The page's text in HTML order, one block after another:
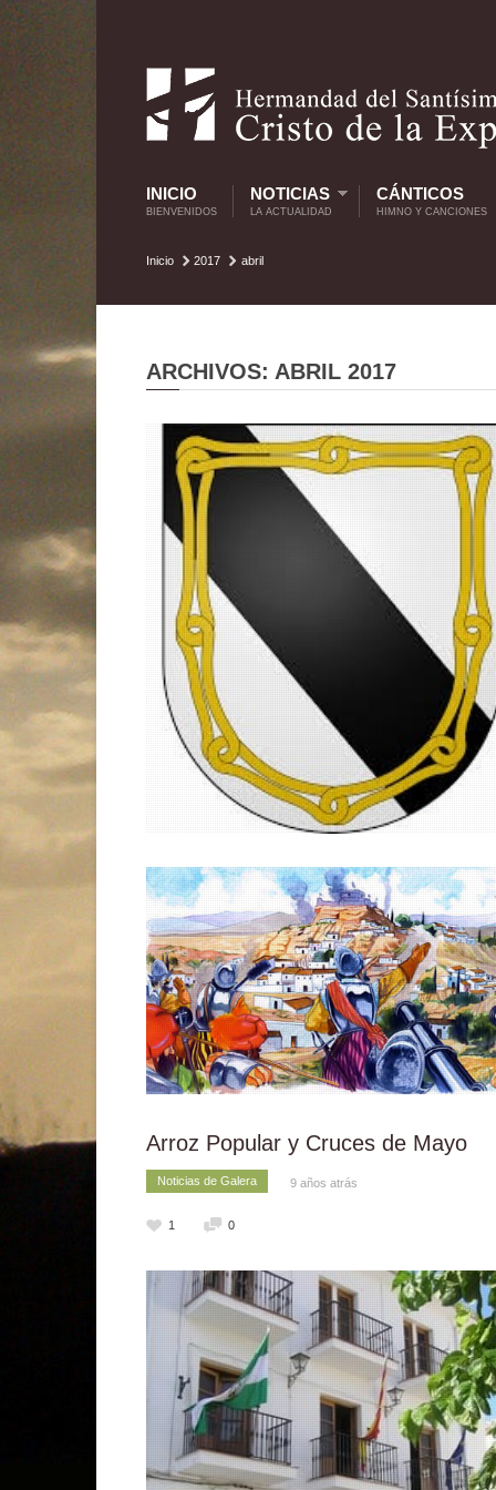
INICIO
BIENVENIDOS
NOTICIAS
LA ACTUALIDAD
CÁNTICOS
HIMNO Y CANCIONES
Inicio 2017 abril
ARCHIVOS: ABRIL 2017
Arroz Popular y Cruces de Mayo
Noticias de Galera 9 años atrás
1 0